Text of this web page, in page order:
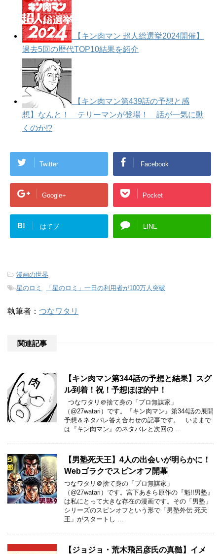
【キン肉マン 超人総選挙2024開催】
過去5回の歴代TOP10結果を紹介
【キン肉マン第439話の予想と感
想】なんと！ テリーマンが登場！ 話が一気に動
くのか!?
Twitter Facebook
Google+ Pocket
B! はてブ LINE
-漫画の世界
-星のロミ , 「星のロミ」一日の利用者が100万人突破
執筆者： つなワタリ
関連記事
【キン肉マン第344話の予想と結果】スグ
ル到着！祝！予想ほぼ的中！
つなワタリ＠捨て身の「プロ無謀家」
（@27watari）です。『キン肉マン』第344話の展開
予想＆ネタバレ答え合わせの記事です。 いままで
は『キン肉マン』のネタバレと次回の …
【男塾死天王】4人の出会いが明らかに！
Webゴラクでスピンオフ開幕
つなワタリ＠捨て身の「プロ無謀家」
（@27watari）です。宮下あきら原作の『魁!!男塾』
は私にとって大きな存在の漫画です。その「男塾」
シリーズのスピンオフという形で「男塾外伝 死天
王」がスタートし …
【ジョジョ・荒木飛呂彦氏の真髄】イメ